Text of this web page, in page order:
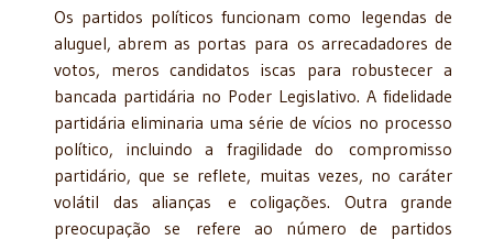
Os partidos políticos funcionam como legendas de
aluguel, abrem as portas para os arrecadadores de
votos, meros candidatos iscas para robustecer a
bancada partidária no Poder Legislativo. A fidelidade
partidária eliminaria uma série de vícios no processo
político, incluindo a fragilidade do compromisso
partidário, que se reflete, muitas vezes, no caráter
volátil das alianças e coligações. Outra grande
preocupação se refere ao número de partidos